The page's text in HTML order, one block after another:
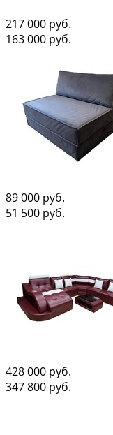
217 000 руб.
163 000 руб.
89 000 руб.
51 500 руб.
428 000 руб.
347 800 руб.